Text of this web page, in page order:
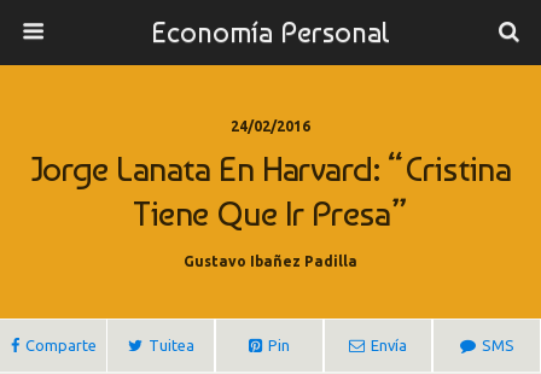
Economía Personal
24/02/2016
Jorge Lanata En Harvard: “Cristina
Tiene Que Ir Presa”
Gustavo Ibañez Padilla
Comparte Tuitea Pin Envía SMS